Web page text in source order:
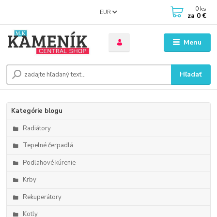
Menu
EUR
Hľadať
0 ks
za 0 €
Kategórie blogu
Radiátory
Tepelné čerpadlá
Podlahové kúrenie
Krby
Rekuperátory
Kotly